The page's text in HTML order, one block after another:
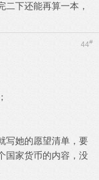
二下还能再算一本，
44#
写她的愿望清单，要
国家货币的内容，没